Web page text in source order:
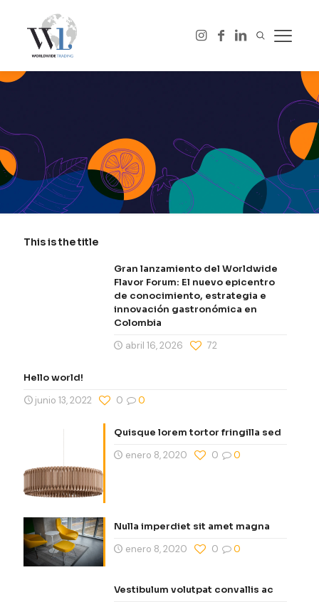
This is the title
Gran lanzamiento del Worldwide
Flavor Forum: El nuevo epicentro
de conocimiento, estrategia e
innovación gastronómica en
Colombia
abril 16, 2026
72
Hello world!
junio 13, 2022
0
0
Quisque lorem tortor fringilla sed
enero 8, 2020
0
0
Nulla imperdiet sit amet magna
enero 8, 2020
0
0
Vestibulum volutpat convallis ac